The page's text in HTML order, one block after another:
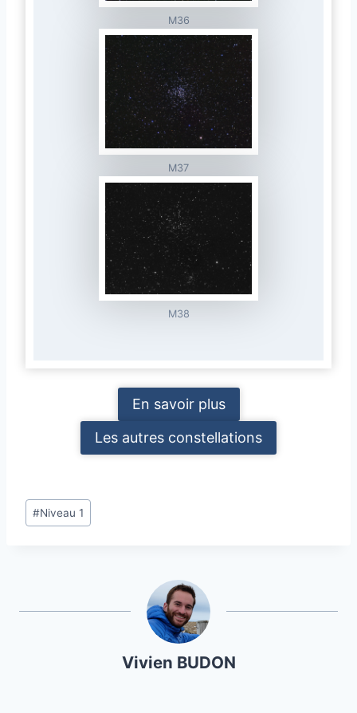
M36
M37
M38
En savoir plus
Les autres constellations
Étiquettes
de
#Niveau 1
Vivien BUDON